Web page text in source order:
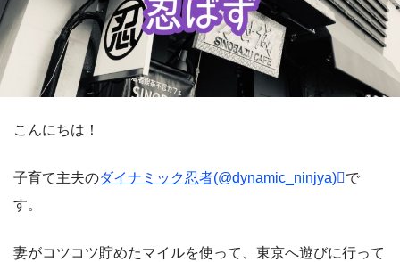
こんにちは！
子育て主夫のダイナミック忍者(@dynamic_ninjya)
で
す。
妻がコツコツ貯めたマイルを使って、東京へ遊びに行って